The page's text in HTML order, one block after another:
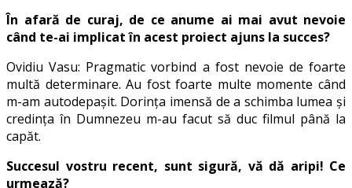
În afară de curaj, de ce anume ai mai avut nevoie
când te-ai implicat în acest proiect ajuns la succes?
Ovidiu Vasu: Pragmatic vorbind a fost nevoie de foarte
multă determinare. Au fost foarte multe momente când
m-am autodepașit. Dorința imensă de a schimba lumea și
credința în Dumnezeu m-au facut să duc filmul până la
capăt.
Succesul vostru recent, sunt sigură, vă dă aripi! Ce
urmează?